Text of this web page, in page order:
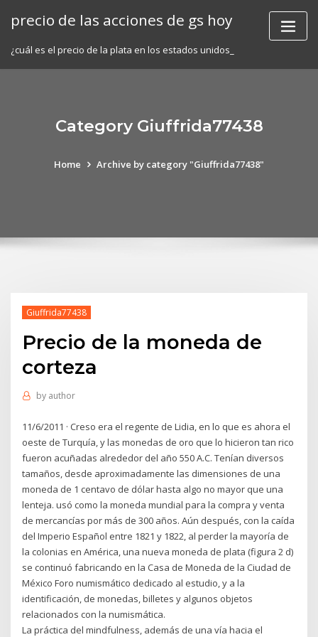
precio de las acciones de gs hoy
¿cuál es el precio de la plata en los estados unidos_
Category Giuffrida77438
Home Archive by category "Giuffrida77438"
Giuffrida77438
Precio de la moneda de
corteza
by author
11/6/2011 · Creso era el regente de Lidia, en lo que es ahora el
oeste de Turquía, y las monedas de oro que lo hicieron tan rico
fueron acuñadas alrededor del año 550 A.C. Tenían diversos
tamaños, desde aproximadamente las dimensiones de una
moneda de 1 centavo de dólar hasta algo no mayor que una
lenteja. usó como la moneda mundial para la compra y venta
de mercancías por más de 300 años. Aún después, con la caída
del Imperio Español entre 1821 y 1822, al perder la mayoría de
la colonias en América, una nueva moneda de plata (figura 2 d)
se continuó fabricando en la Casa de Moneda de la Ciudad de
México Foro numismático dedicado al estudio, y a la
identificación, de monedas, billetes y algunos objetos
relacionados con la numismática.
La práctica del mindfulness, además de una vía hacia el